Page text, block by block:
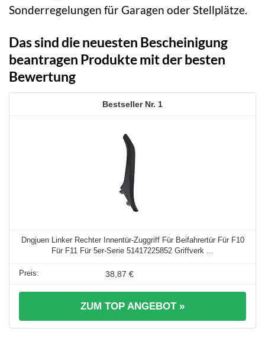
Sonderregelungen für Garagen oder Stellplätze.
Das sind die neuesten Bescheinigung
beantragen Produkte mit der besten
Bewertung
1
Dngjuen Linker Rechter Innentür-Zuggriff Für Beifahrertür Für F10
Für F11 Für 5er-Serie 51417225852 Griffverk ...
38,87 €
ZUM TOP ANGEBOT »